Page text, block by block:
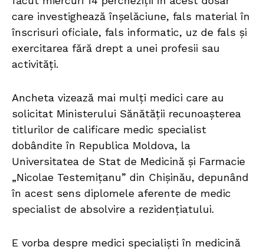
care investighează înșelăciune, fals material în
înscrisuri oficiale, fals informatic, uz de fals și
exercitarea fără drept a unei profesii sau
activități.
Ancheta vizează mai mulți medici care au
solicitat Ministerului Sănătății recunoașterea
titlurilor de calificare medic specialist
dobândite în Republica Moldova, la
Universitatea de Stat de Medicină și Farmacie
„Nicolae Testemițanu” din Chișinău, depunând
în acest sens diplomele aferente de medic
specialist de absolvire a rezidențiatului.
E vorba despre medici specialiști în medicină